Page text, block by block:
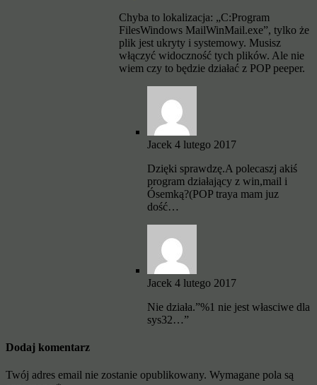
Chyba to lokalizacja: „C:Program
FilesWindows MailWinMail.exe”, tylko że
plik jest ukryty i systemowy. Musisz
włączyć widoczność tych plików. Ale nie
wiem czy to będzie działać z POP peeper.
Jacek 4 lutego 2017
Dzięki sprawdzę.A polecaszj akiś
program działający z win,mail i
Ósemką?(POP traya mam juz
dość…
Jacek 4 lutego 2017
Nie działa.”%1 nie jest własciwe dla
sys32…”
Dodaj komentarz
Twój adres email nie zostanie opublikowany. Wymagane pola są